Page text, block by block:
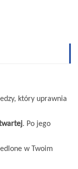
który uprawnia
. Po jego
w Twoim